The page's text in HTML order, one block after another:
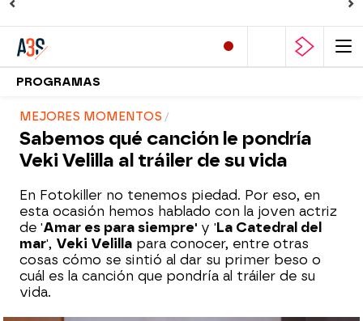
PROGRAMAS
MEJORES MOMENTOS
Sabemos qué canción le pondría
Veki Velilla al tráiler de su vida
En Fotokiller no tenemos piedad. Por eso, en
esta ocasión hemos hablado con la joven actriz
de 'Amar es para siempre' y 'La Catedral del
mar', Veki Velilla para conocer, entre otras
cosas cómo se sintió al dar su primer beso o
cuál es la canción que pondría al tráiler de su
vida.